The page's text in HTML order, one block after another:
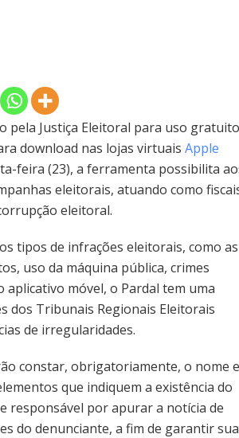
pela Justiça Eleitoral para uso gratuito
download nas lojas virtuais Apple
feira (23), a ferramenta possibilita
eleitorais, atuando como
eleitoral.
tipos de infrações eleitorais, como as
uso da máquina pública, crimes
aplicativo móvel, o Pardal tem uma
dos Tribunais Regionais Eleitorais
de irregularidades.
constar, obrigatoriamente, o nome e
que indiquem a existência do
responsável por apurar a notícia de
do denunciante, a fim de garantir sua